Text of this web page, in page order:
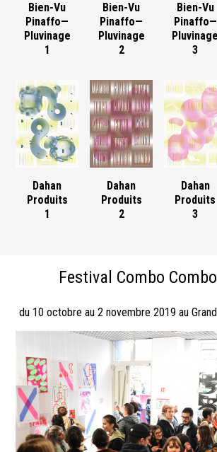
Bien-Vu
Pinaffo—
Pluvinage
1
Bien-Vu
Pinaffo—
Pluvinage
2
Bien-Vu
Pinaffo—
Pluvinage
3
Dahan
Produits
1
Dahan
Produits
2
Dahan
Produits
3
Festival Combo
du 10 octobre au 2 novembre 2019 au